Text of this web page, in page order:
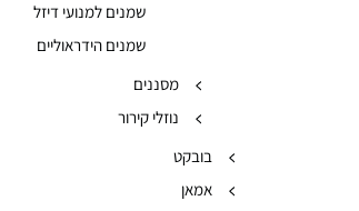
שמנים למנועי דיזל
שמנים הידראוליים
מסננים
נוזלי קירור
בובקט
אמאן